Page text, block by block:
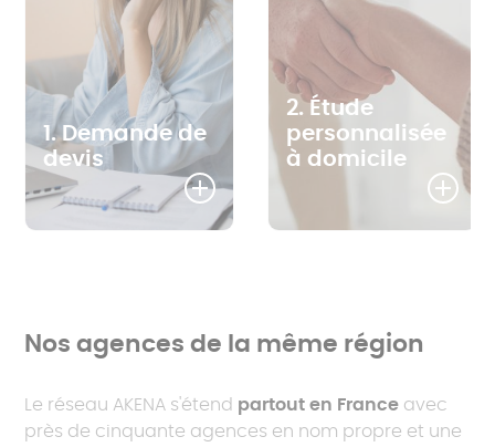
1. Demande de
devis
2. Étude
personnalisée
à domicile
Nos agences de la même région
Le réseau AKENA s'étend partout en France avec
près de cinquante agences en nom propre et une